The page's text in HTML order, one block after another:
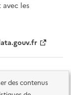
des contenus
les